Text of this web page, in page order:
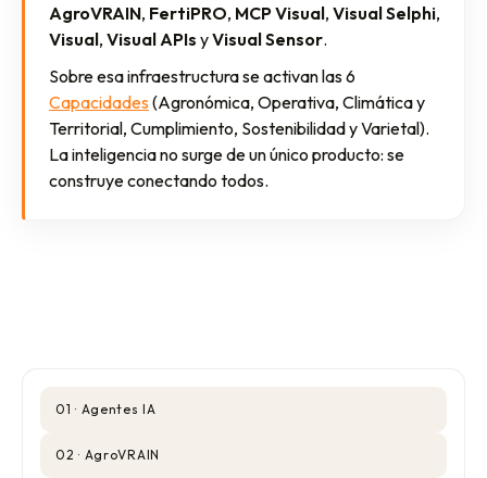
AgroVRAIN, FertiPRO, MCP Visual, Visual Selphi,
Visual, Visual APIs yVisual Sensor.
Sobre esa infraestructura se activan las 6
Capacidades (Agronómica, Operativa, Climática y
Territorial, Cumplimiento, Sostenibilidad y Varietal).
La inteligencia no surge de un único producto: se
construye conectando todos.
01 · Agentes IA
02 · AgroVRAIN